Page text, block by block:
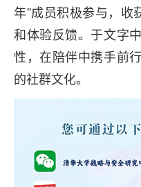
年”成员积极参与，收
和体验反馈。于文字
性，在陪伴中携手前
的社群文化。